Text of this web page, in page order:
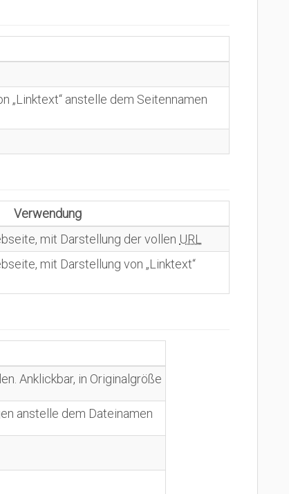
„Linktext“ anstelle dem Seitennamen
Verwendung
mit Darstellung der vollen URL
mit Darstellung von „Linktext“
Anklickbar, in Originalgröße
anstelle dem Dateinamen